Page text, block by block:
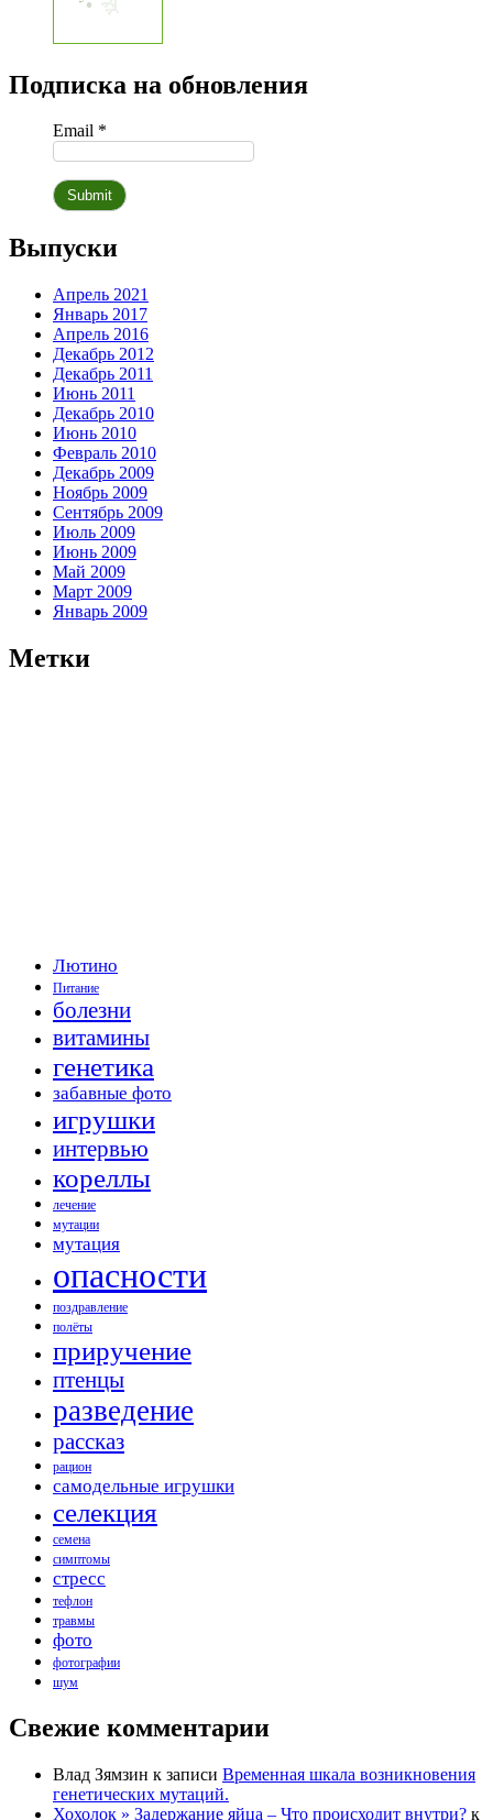
Подписка на обновления
Email *
Выпуски
Апрель 2021
Январь 2017
Апрель 2016
Декабрь 2012
Декабрь 2011
Июнь 2011
Декабрь 2010
Июнь 2010
Февраль 2010
Декабрь 2009
Ноябрь 2009
Сентябрь 2009
Июль 2009
Июнь 2009
Май 2009
Март 2009
Январь 2009
Метки
Лютино
Питание
болезни
витамины
генетика
забавные фото
игрушки
интервью
кореллы
лечение
мутации
мутация
опасности
поздравление
полёты
приручение
птенцы
разведение
рассказ
рацион
самодельные игрушки
селекция
семена
симптомы
стресс
тефлон
травмы
фото
фотографии
шум
Свежие комментарии
Влад Зямзин к записи Временная шкала возникновения
генетических мутаций.
Хохолок » Задержание яйца – Что происходит внутри? к